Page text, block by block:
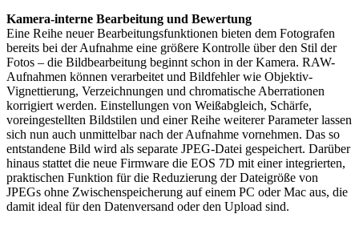
Kamera-interne Bearbeitung und Bewertung
Eine Reihe neuer Bearbeitungsfunktionen bieten dem Fotografen
bereits bei der Aufnahme eine größere Kontrolle über den Stil der
Fotos – die Bildbearbeitung beginnt schon in der Kamera. RAW-
Aufnahmen können verarbeitet und Bildfehler wie Objektiv-
Vignettierung, Verzeichnungen und chromatische Aberrationen
korrigiert werden. Einstellungen von Weißabgleich, Schärfe,
voreingestellten Bildstilen und einer Reihe weiterer Parameter lassen
sich nun auch unmittelbar nach der Aufnahme vornehmen. Das so
entstandene Bild wird als separate JPEG-Datei gespeichert. Darüber
hinaus stattet die neue Firmware die EOS 7D mit einer integrierten,
praktischen Funktion für die Reduzierung der Dateigröße von
JPEGs ohne Zwischenspeicherung auf einem PC oder Mac aus, die
damit ideal für den Datenversand oder den Upload sind.